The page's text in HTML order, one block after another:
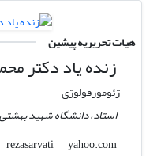
هیات تحریریه پیشین
زنده یاد دکتر
ژئومورفولوژی
استاد، دانشگاه شهید بهشتی
rezasarvati
yahoo.com